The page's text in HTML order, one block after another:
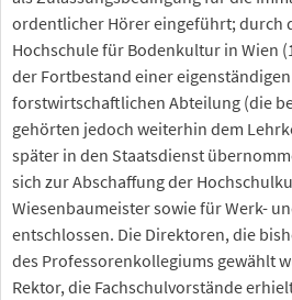
ordentlicher Hörer eingeführt; durch
Hochschule für Bodenkultur in Wien
der Fortbestand einer
forstwirtschaftlichen Abteilung (die
gehörten jedoch weiterhin dem
später in den Staatsdienst
sich zur Abschaffung der
Wiesenbaumeister sowie für Werk-
entschlossen. Die Direktoren, die
des Professorenkollegiums gewählt
Rektor, die Fachschulvorstände